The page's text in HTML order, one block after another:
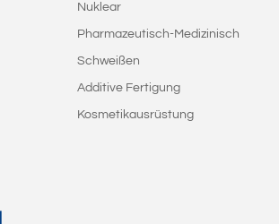
Nuklear
Pharmazeutisch-Medizinisch
Schweißen
Additive Fertigung
Kosmetikausrüstung